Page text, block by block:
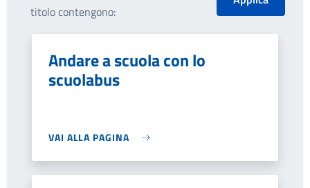
titolo contengono:
Andare a scuola con lo
scuolabus
VAI ALLA PAGINA